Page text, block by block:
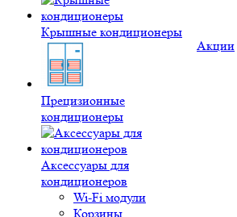
Крышные кондиционеры
Прецизионные
кондиционеры
Аксессуары для
кондиционеров
Wi-Fi модули
Корзины
Акции